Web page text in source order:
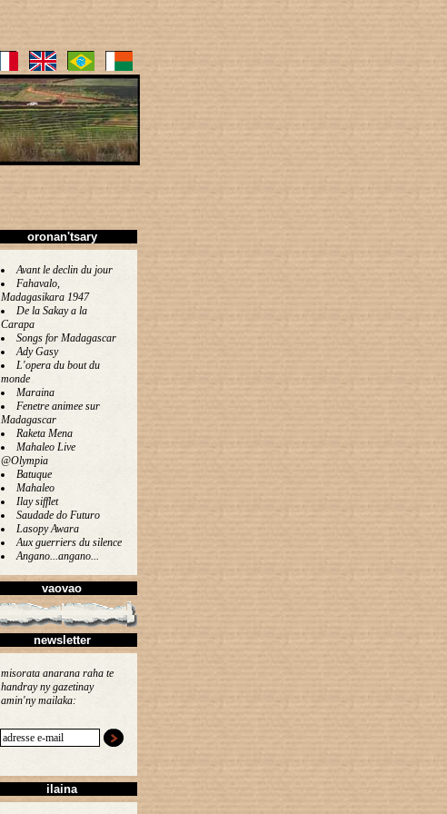
oronan'tsary
Avant le declin du jour
Fahavalo,
Madagasikara 1947
De la Sakay a la
Carapa
Songs for Madagascar
Ady Gasy
L'opera du bout du
monde
Maraina
Fenetre animee sur
Madagascar
Raketa Mena
Mahaleo Live
@Olympia
Batuque
Mahaleo
Ilay sifflet
Saudade do Futuro
Lasopy Awara
Aux guerriers du silence
Angano...angano...
vaovao
newsletter
misorata anarana raha te
handray ny gazetinay
amin'ny mailaka:
ilaina